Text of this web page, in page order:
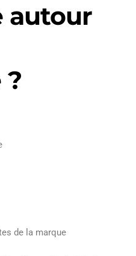
autour
de la marque